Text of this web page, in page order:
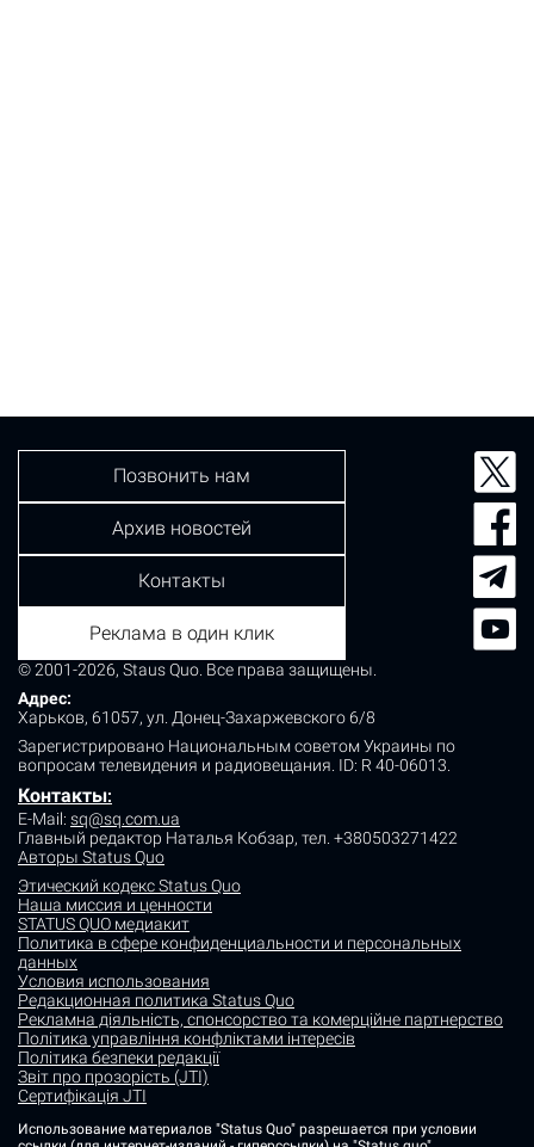
© 2001-2026, Staus Quo. Все права защищены.
Адрес:
Харьков, 61057, ул. Донец-Захаржевского 6/8
Зарегистрировано Национальным советом Украины по
вопросам телевидения и радиовещания. ID: R 40-06013.
Контакты:
E-Mail: sq@sq.com.ua
Главный редактор Наталья Кобзар, тел. +380503271422
Авторы Status Quo
Этический кодекс Status Quo
Наша миссия и ценности
STATUS QUO медиакит
Политика в сфере конфиденциальности и персональных
данных
Условия использования
Редакционная политика Status Quo
Рекламна діяльність, спонсорство та комерційне партнерство
Політика управління конфліктами інтересів
Політика безпеки редакції
Звіт про прозорість (JTI)
Сертифікація JTI
Позвонить нам
Архив новостей
Контакты
Реклама в один клик
Использование материалов "Status Quo" разрешается при условии